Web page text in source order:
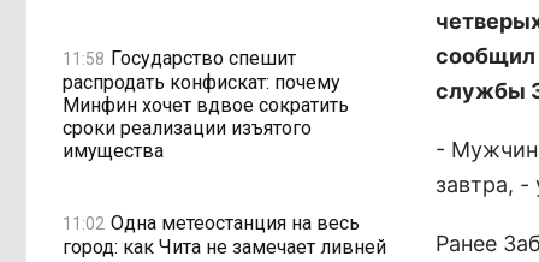
11:58 Государство спешит
распродать конфискат: почему
Минфин хочет вдвое сократить
сроки реализации изъятого
имущества
11:02 Одна метеостанция на весь
город: как Чита не замечает ливней
сообщил
службы
-
завтра, -
Ранее